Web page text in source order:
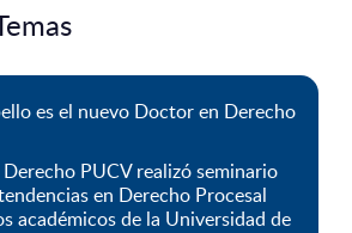
es el nuevo Doctor en Derecho
PUCV realizó seminario
en Derecho Procesal
académicos de la Universidad de